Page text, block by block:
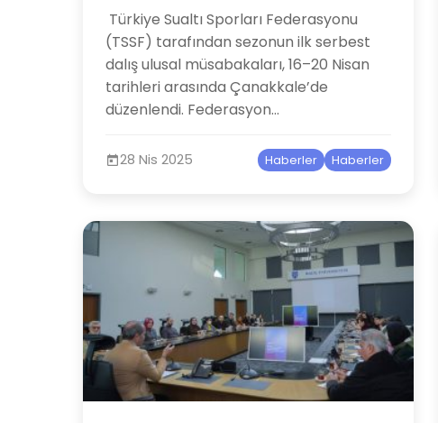
​ Türkiye Sualtı Sporları Federasyonu
(TSSF) tarafından sezonun ilk serbest
dalış ulusal müsabakaları, 16–20 Nisan
tarihleri arasında Çanakkale’de
düzenlendi. Federasyon...
28 Nis 2025 Haberler Haberler